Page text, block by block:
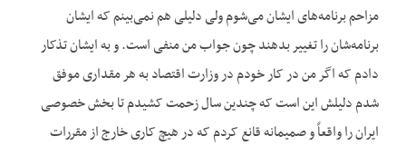
مزاحم برنامه‌های ایشان می‌شوم ولی دلیلی هم نمی‌بینم که ایشان
برنامه‌شان را تغییر بدهند چون جواب من منفی است. و به ایشان تذکار
دادم که اگر من در کار خودم در وزارت اقتصاد به هر مقداری موفق
شدم دلیلش این است که چندین سال زحمت کشیدم تا بخش خصوصی
ایران را واقعاً و صمیمانه قانع کردم که در هیچ کاری خارج از مقررات